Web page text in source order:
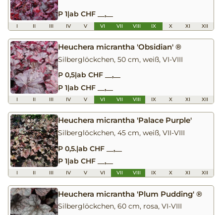
P 1|ab CHF __,__
I II III IV V VI VII VIII IX X XI XII
Heuchera micrantha 'Obsidian' ®
Silberglöckchen, 50 cm, weiß, VI-VIII
P 0,5|ab CHF __,__
P 1|ab CHF __,__
I II III IV V VI VII VIII IX X XI XII
Heuchera micrantha 'Palace Purple'
Silberglöckchen, 45 cm, weiß, VII-VIII
P 0,5.|ab CHF __,__
P 1|ab CHF __,__
I II III IV V VI VII VIII IX X XI XII
Heuchera micrantha 'Plum Pudding' ®
Silberglöckchen, 60 cm, rosa, VI-VIII